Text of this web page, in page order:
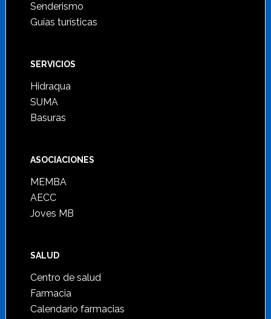
Senderismo
Guías turísticas
SERVICIOS
Hidraqua
SUMA
Basuras
ASOCIACIONES
MEMBA
AECC
Joves MB
SALUD
Centro de salud
Farmacia
Calendario farmacias